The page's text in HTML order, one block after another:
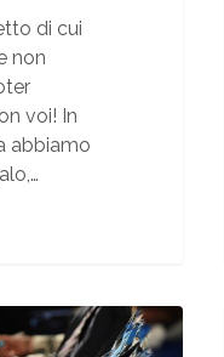
di cui
non
voi! In
abbiamo